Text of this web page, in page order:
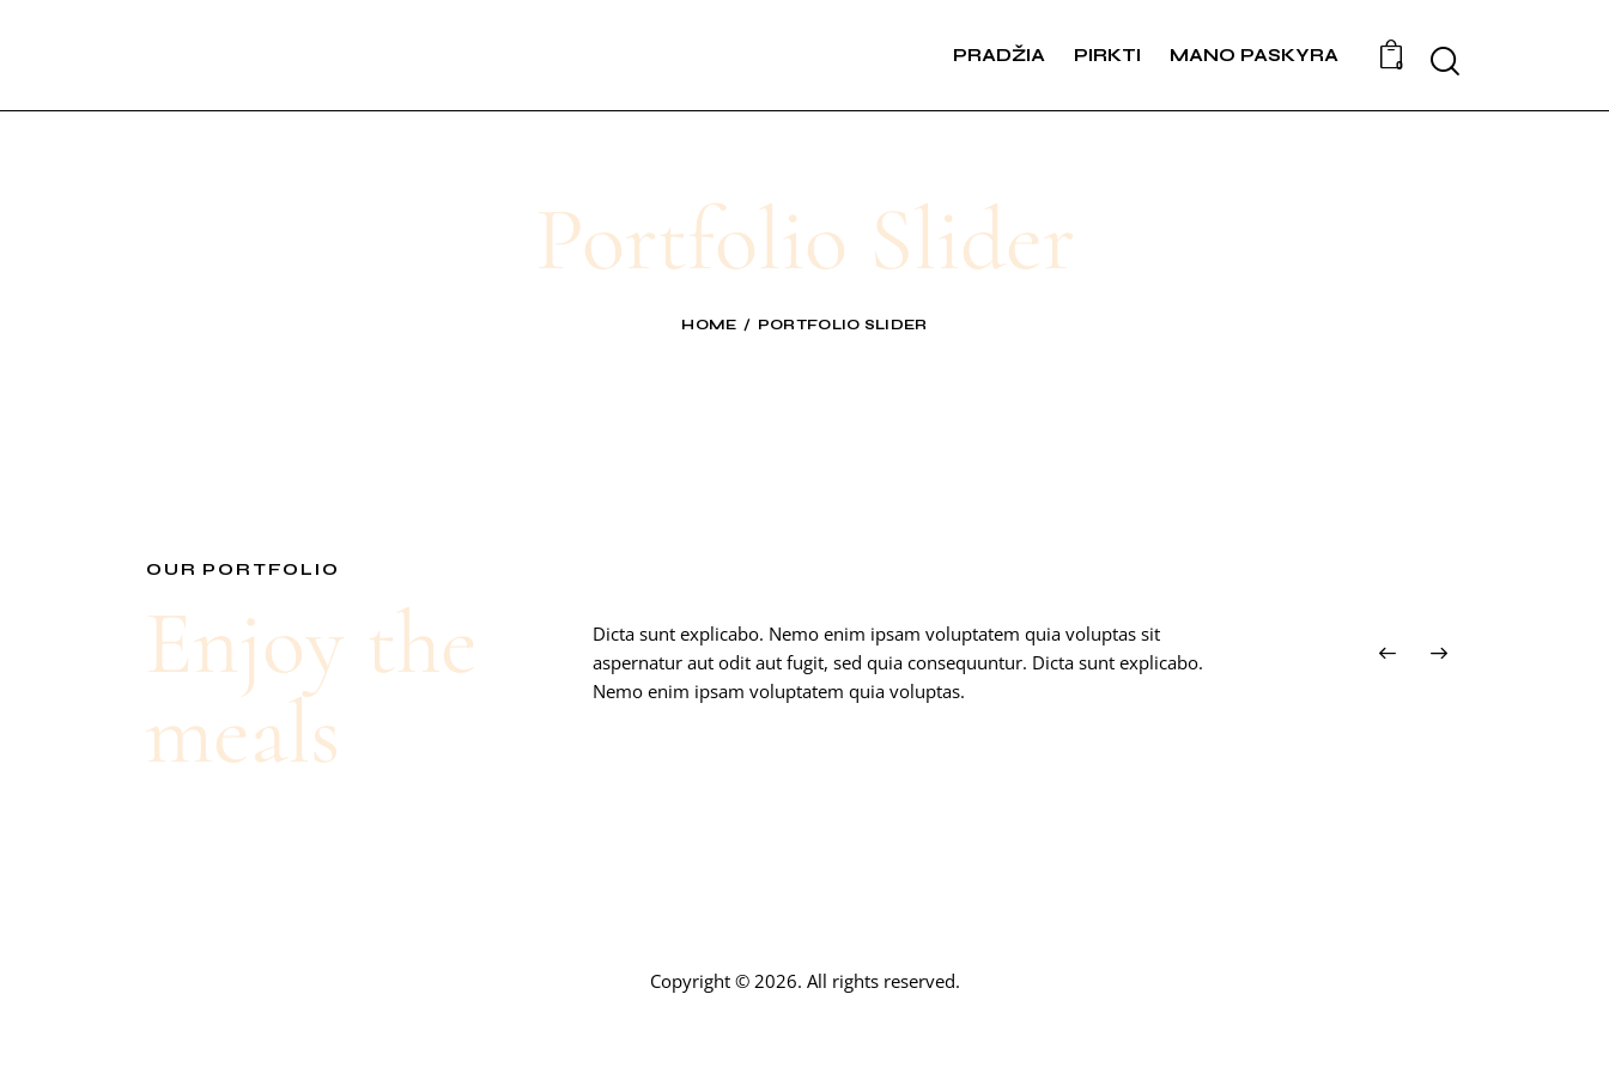
PRADŽIA PIRKTI MANO PASKYRA
0
Portfolio Slider
HOME PORTFOLIO SLIDER
OUR PORTFOLIO
Enjoy the
meals
Dicta sunt explicabo. Nemo enim ipsam voluptatem quia voluptas sit
aspernatur aut odit aut fugit, sed quia consequuntur. Dicta sunt explicabo.
Nemo enim ipsam voluptatem quia voluptas.
Copyright © 2026. All rights reserved.